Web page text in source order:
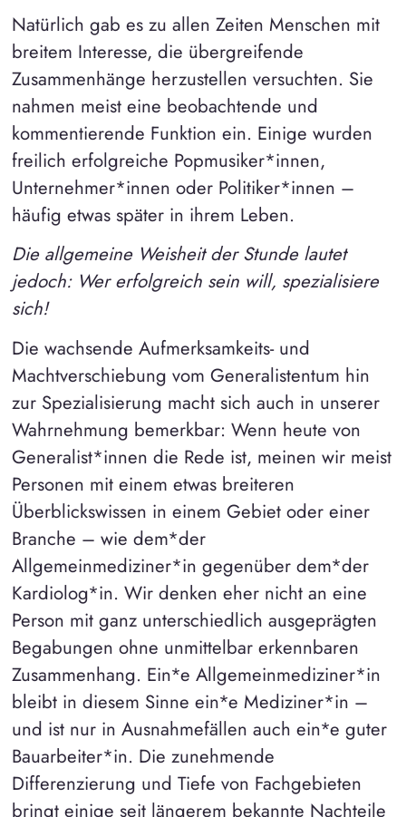
Natürlich gab es zu allen Zeiten Menschen mit
breitem Interesse, die übergreifende
Zusammenhänge herzustellen versuchten. Sie
nahmen meist eine beobachtende und
kommentierende Funktion ein. Einige wurden
freilich erfolgreiche Popmusiker*innen,
Unternehmer*innen oder Politiker*innen –
häufig etwas später in ihrem Leben.
Die allgemeine Weisheit der Stunde lautet
jedoch: Wer erfolgreich sein will, spezialisiere
sich!
Die wachsende Aufmerksamkeits- und
Machtverschiebung vom Generalistentum hin
zur Spezialisierung macht sich auch in unserer
Wahrnehmung bemerkbar: Wenn heute von
Generalist*innen die Rede ist, meinen wir meist
Personen mit einem etwas breiteren
Überblickswissen in einem Gebiet oder einer
Branche – wie dem*der
Allgemeinmediziner*in gegenüber dem*der
Kardiolog*in. Wir denken eher nicht an eine
Person mit ganz unterschiedlich ausgeprägten
Begabungen ohne unmittelbar erkennbaren
Zusammenhang. Ein*e Allgemeinmediziner*in
bleibt in diesem Sinne ein*e Mediziner*in –
und ist nur in Ausnahmefällen auch ein*e guter
Bauarbeiter*in. Die zunehmende
Differenzierung und Tiefe von Fachgebieten
bringt einige seit längerem bekannte Nachteile